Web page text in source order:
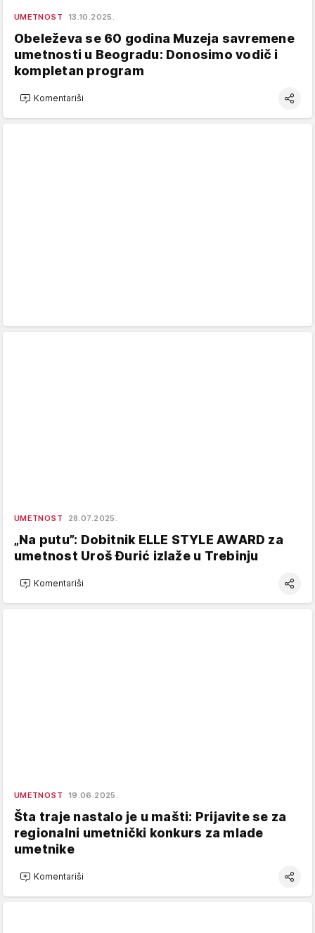
UMETNOST 13.10.2025.
Obeleževa se 60 godina Muzeja savremene
umetnosti u Beogradu: Donosimo vodič i
kompletan program
Komentariši
UMETNOST 28.07.2025.
„Na putu”: Dobitnik ELLE STYLE AWARD za
umetnost Uroš Đurić izlaže u Trebinju
Komentariši
UMETNOST 19.06.2025.
Šta traje nastalo je u mašti: Prijavite se za
regionalni umetnički konkurs za mlade
umetnike
Komentariši